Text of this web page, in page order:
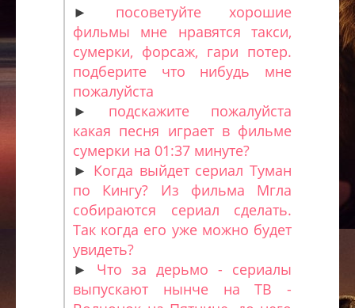
► посоветуйте хорошие
фильмы мне нравятся такси,
сумерки, форсаж, гари потер.
подберите что нибудь мне
пожалуйста
► подскажите пожалуйста
какая песня играет в фильме
сумерки на 01:37 минуте?
► Когда выйдет сериал Туман
по Кингу? Из фильма Мгла
собираются сериал сделать.
Так когда его уже можно будет
увидеть?
► Что за дерьмо - сериалы
выпускают нынче на ТВ -